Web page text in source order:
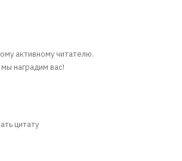
активному читателю.
наградим вас!
цитату